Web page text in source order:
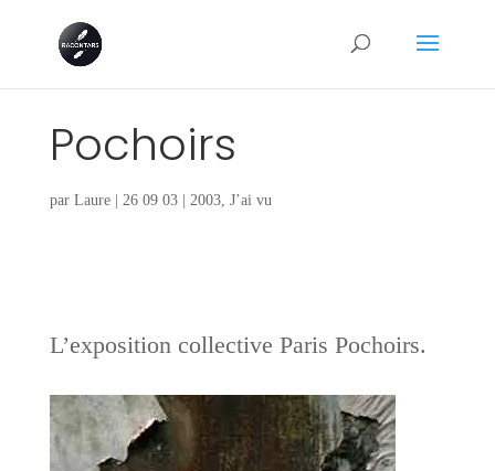
Pochoirs
par Laure| 26 09 03| 2003, J’ai vu
L’exposition collective Paris Pochoirs.